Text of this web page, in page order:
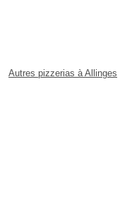
Autres pizzerias à Allinges